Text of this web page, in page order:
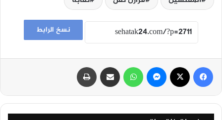
نسخ الرابط
فيسبوك ماسنجر واتساب مشاركة عبر البريد